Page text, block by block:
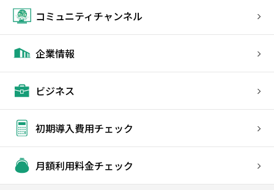
コミュニティチャンネル
企業情報
ビジネス
初期導入費用チェック
月額利用料金チェック